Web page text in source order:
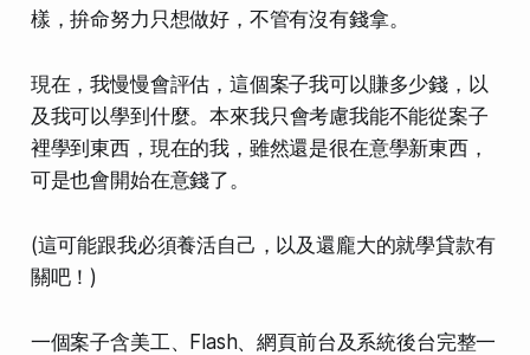
樣，拚命努力只想做好，不管有沒有錢拿。
現在，我慢慢會評估，這個案子我可以賺多少錢 ，以
及我可以學到什麼。本來我只會考慮我能不能從案子
裡學到東西，現在的我，雖然還是很在意學新東西，
可是也會開始在意錢了 。
(這可能跟我必須養活自己，以及還龐大的就學貸款有
關吧！)
一個案子含美工、Flash、網頁前台及系統後台完整一